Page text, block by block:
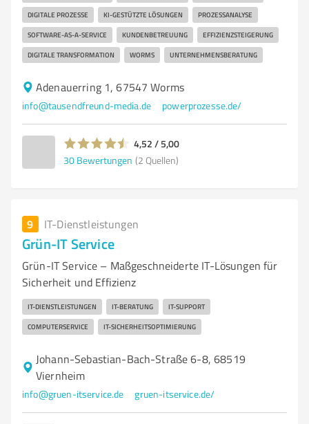
DIGITALE PROZESSE KI-GESTÜTZTE LÖSUNGEN PROZESSANALYSE
SOFTWARE-AS-A-SERVICE KUNDENBETREUUNG EFFIZIENZSTEIGERUNG
DIGITALE TRANSFORMATION WORMS UNTERNEHMENSBERATUNG
Adenauerring 1, 67547 Worms
info@tausendfreund-media.de powerprozesse.de/
4,52 / 5,00
30 Bewertungen (2 Quellen)
9 IT-Dienstleistungen
Grün-IT Service
Grün-IT Service – Maßgeschneiderte IT-Lösungen für
Sicherheit und Effizienz
IT-DIENSTLEISTUNGEN IT-BERATUNG IT-SUPPORT
COMPUTERSERVICE IT-SICHERHEITSOPTIMIERUNG
Johann-Sebastian-Bach-Straße 6-8, 68519
Viernheim
info@gruen-itservice.de gruen-itservice.de/